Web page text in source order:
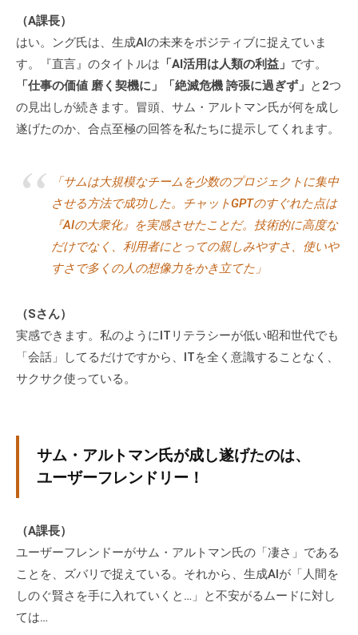
（A課長）
はい。ング氏は、生成AIの未来をポジティブに捉えていま
す。『直言』のタイトルは 「AI活用は人類の利益」 です。
「仕事の価値 磨く契機に」「絶滅危機 誇張に過ぎず」 と2つ
の見出しが続きます。冒頭、サム・アルトマン氏が何を成し
遂げたのか、合点至極の回答を私たちに提示してくれます。
「サムは大規模なチームを少数のプロジェクトに集中
させる方法で成功した。チャットGPTのすぐれた点は
『AIの大衆化』を実感させたことだ。技術的に高度な
だけでなく、利用者にとっての親しみやすさ、使いや
すさで多くの人の想像力をかき立てた」
（Sさん）
実感できます。私のようにITリテラシーが低い昭和世代でも
「会話」してるだけですから、ITを全く意識することなく、
サクサク使っている。
サム・アルトマン氏が成し遂げたのは、
ユーザーフレンドリー！
（A課長）
ユーザーフレンドーがサム・アルトマン氏の「凄さ」である
ことを、ズバリで捉えている。それから、生成AIが「人間を
しのぐ賢さを手に入れていくと…」と不安がるムードに対し
ては…